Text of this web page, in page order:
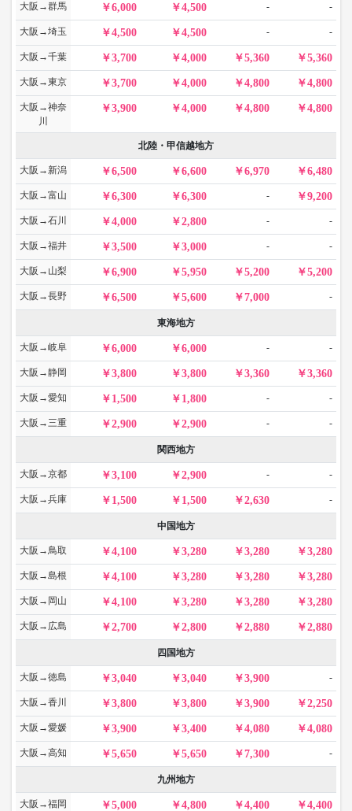
大阪→群馬 6,000 4,500 - -
大阪→埼玉 4,500 4,500 - -
大阪→千葉 3,700 4,000 5,360 5,360
大阪→東京 3,700 4,000 4,800 4,800
大阪→神奈
川
3,900 4,000 4,800 4,800
北陸・甲信越地方
大阪→新潟 6,500 6,600 6,970 6,480
大阪→富山 6,300 6,300 - 9,200
大阪→石川 4,000 2,800 - -
大阪→福井 3,500 3,000 - -
大阪→山梨 6,900 5,950 5,200 5,200
大阪→長野 6,500 5,600 7,000 -
東海地方
大阪→岐阜 6,000 6,000 - -
大阪→静岡 3,800 3,800 3,360 3,360
大阪→愛知 1,500 1,800 - -
大阪→三重 2,900 2,900 - -
関西地方
大阪→京都 3,100 2,900 - -
大阪→兵庫 1,500 1,500 2,630 -
中国地方
大阪→鳥取 4,100 3,280 3,280 3,280
大阪→島根 4,100 3,280 3,280 3,280
大阪→岡山 4,100 3,280 3,280 3,280
大阪→広島 2,700 2,800 2,880 2,880
四国地方
大阪→徳島 3,040 3,040 3,900 -
大阪→香川 3,800 3,800 3,900 2,250
大阪→愛媛 3,900 3,400 4,080 4,080
大阪→高知 5,650 5,650 7,300 -
九州地方
大阪→福岡 5,000 4,800 4,400 4,400